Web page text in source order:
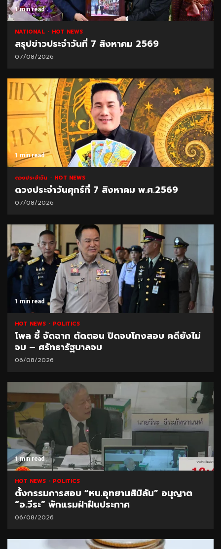
1 min read
NATIONAL HOT NEWS
สรุปข่าวประจำวันที่ 7 สิงหาคม 2569
07/08/2026
1 min read
ดวงประจำวัน HOT NEWS
ดวงประจำวันศุกร์ที่ 7 สิงหาคม พ.ศ.2569
07/08/2026
1 min read
HOT NEWS POLITICS
โพล ชี้ จัดฉาก ตัดตอน ปิดจบโกงสอบ คดียังไม่
จบ – ศรัทธารัฐบาลจบ
06/08/2026
1 min read
HOT NEWS POLITICS
ตั้งกรรมการสอบ “หน.อุทยานสิมิลัน” อนุญาต
“อ.วีระ” พักแรมฝ่าฝืนประกาศ
06/08/2026